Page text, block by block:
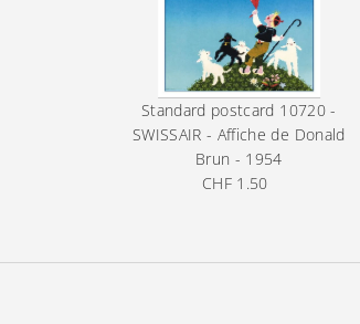
Standard postcard 10720 -
SWISSAIR - Affiche de Donald
Brun - 1954
Prix
CHF 1.50